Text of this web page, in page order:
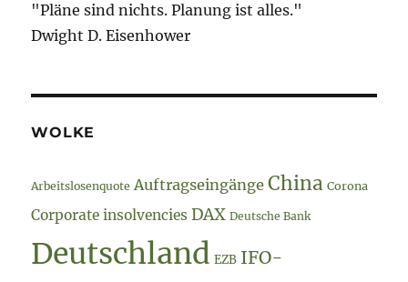
"Pläne sind nichts. Planung ist alles."
Dwight D. Eisenhower
WOLKE
Arbeitslosenquote Auftragseingänge China Corona
Corporate insolvencies DAX Deutsche Bank
Deutschland EZB IFO-